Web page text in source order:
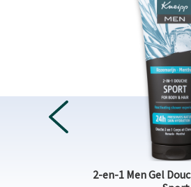
2-en-1 Men Gel
PREVIOUS